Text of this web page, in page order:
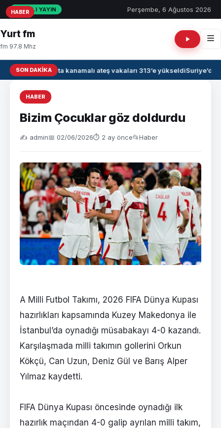
CANLI YAYIN Perşembe, 6 Ağustos 2026
Yurt fm
fm 97.8 Mhz
SON DAKIKAIrak’ta kanamalı ateş vakaları 313’e yükseldiSuriye’de
HABER
Bizim Çocuklar göz doldurdu
✍️ admin📅 02/06/2026⏱ 2 ay önce📂Haber
A Milli Futbol Takımı, 2026 FIFA Dünya Kupası
hazırlıkları kapsamında Kuzey Makedonya ile
İstanbul’da oynadığı müsabakayı 4-0 kazandı.
Karşılaşmada milli takımın gollerini Orkun
Kökçü, Can Uzun, Deniz Gül ve Barış Alper
Yılmaz kaydetti.
FIFA Dünya Kupası öncesinde oynadığı ilk
hazırlık maçından 4-0 galip ayrılan milli takım,
HABER
HABER
HABER